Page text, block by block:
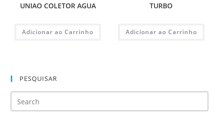
UNIAO COLETOR AGUA
Adicionar ao Carrinho
TURBO
Adicionar ao Carrinho
PESQUISAR